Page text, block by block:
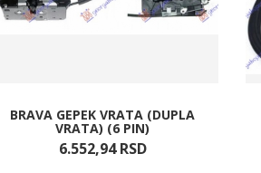
BRAVA GEPEK VRATA (DUPLA
VRATA) (6 PIN)
6.552,94 RSD